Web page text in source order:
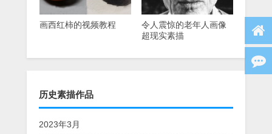
画西红柿的视频教程
令人震惊的老年人画像
超现实素描
历史素描作品
2023年3月